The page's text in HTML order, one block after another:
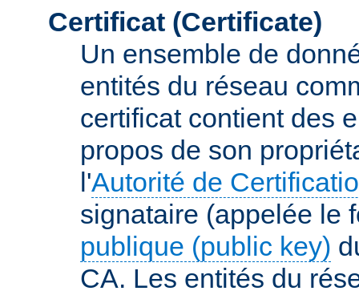
Certificat (Certificate)
Un ensemble de
entités du réseau
certificat contient des
propos de son
l'Autorité de
signataire (appelée le
publique (public key)
CA. Les entités du